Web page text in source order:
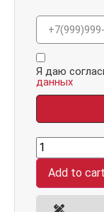
Я даю
данных
П1
Черная,
панель
081
Белый
Горизонт
Add to cart